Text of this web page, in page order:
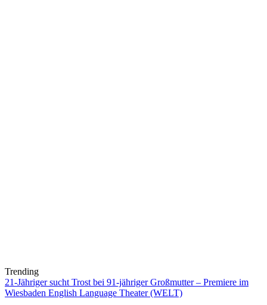
Trending
21-Jähriger sucht Trost bei 91-jähriger Großmutter – Premiere im
Wiesbaden English Language Theater (WELT)